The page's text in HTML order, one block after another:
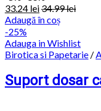
33.24 lei34.99lei
Adaugă în coș
-25%
Adauga in Wishlist
Birotica si Papetarie /
Suport dosar